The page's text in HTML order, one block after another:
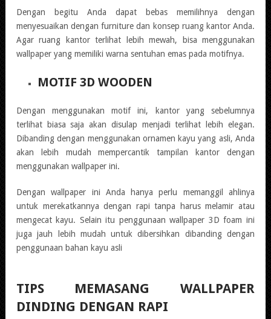
Dengan begitu Anda dapat bebas memilihnya dengan
menyesuaikan dengan furniture dan konsep ruang kantor Anda.
Agar ruang kantor terlihat lebih mewah, bisa menggunakan
wallpaper yang memiliki warna sentuhan emas pada motifnya.
MOTIF 3D WOODEN
Dengan menggunakan motif ini, kantor yang sebelumnya
terlihat biasa saja akan disulap menjadi terlihat lebih elegan.
Dibanding dengan menggunakan ornamen kayu yang asli, Anda
akan lebih mudah mempercantik tampilan kantor dengan
menggunakan wallpaper ini.
Dengan wallpaper ini Anda hanya perlu memanggil ahlinya
untuk merekatkannya dengan rapi tanpa harus melamir atau
mengecat kayu. Selain itu penggunaan wallpaper 3D foam ini
juga jauh lebih mudah untuk dibersihkan dibanding dengan
penggunaan bahan kayu asli
TIPS MEMASANG WALLPAPER
DINDING DENGAN RAPI